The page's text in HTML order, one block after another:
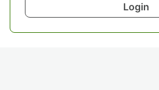
Login